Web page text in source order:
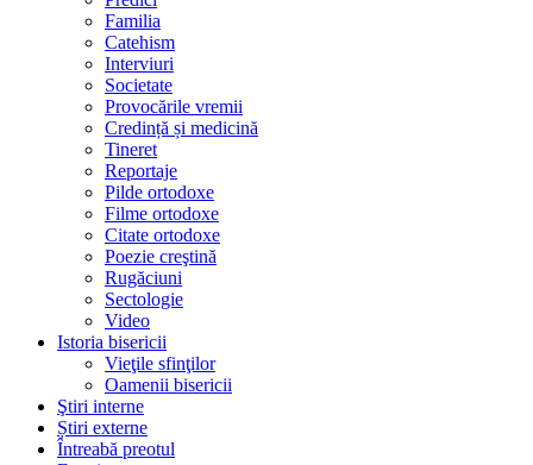
Familia
Catehism
Interviuri
Societate
Provocările vremii
Credință și medicină
Tineret
Reportaje
Pilde ortodoxe
Filme ortodoxe
Citate ortodoxe
Poezie creştină
Rugăciuni
Sectologie
Video
Istoria bisericii
Vieţile sfinţilor
Oamenii bisericii
Ştiri interne
Știri externe
Întreabă preotul